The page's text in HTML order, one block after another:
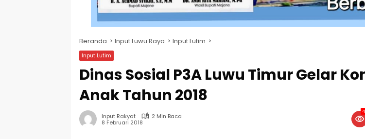
Beranda Input Luwu Raya Input Lutim
Input Lutim
Dinas Sosial P3A Luwu Timur Gelar
Anak Tahun 2018
Input Rakyat
2 Min Baca
8 Februari 2018